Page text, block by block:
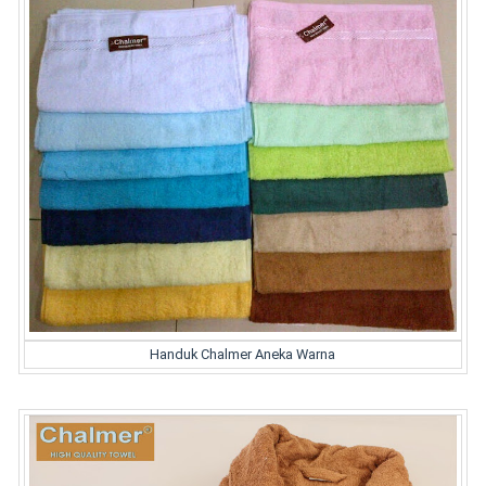
Handuk Chalmer Aneka Warna